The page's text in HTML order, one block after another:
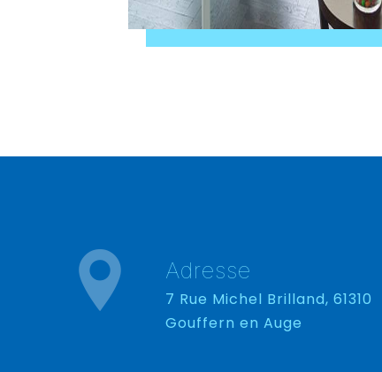
Adresse
7 Rue Michel Brilland, 61310
Gouffern en Auge